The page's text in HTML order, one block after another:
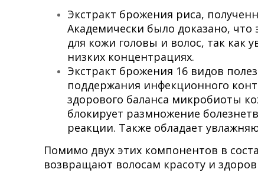
Экстракт брожения риса,
Академически было доказано,
для кожи головы и волос, так как
низких концентрациях.
Экстракт брожения 16 видов
поддержания инфекционного
здорового баланса микробиоты
блокирует размножение
реакции. Также обладает
Помимо двух этих компонентов в
возвращают волосам красоту и